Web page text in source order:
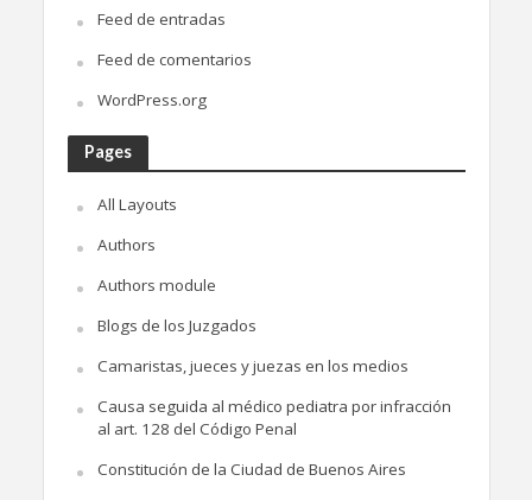
Feed de entradas
Feed de comentarios
WordPress.org
Pages
All Layouts
Authors
Authors module
Blogs de los Juzgados
Camaristas, jueces y juezas en los medios
Causa seguida al médico pediatra por infracción
al art. 128 del Código Penal
Constitución de la Ciudad de Buenos Aires